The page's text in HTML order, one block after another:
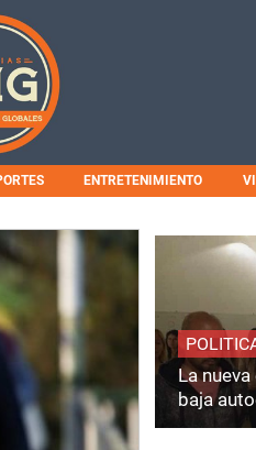
ENTRETENIMIENTO
La
baja